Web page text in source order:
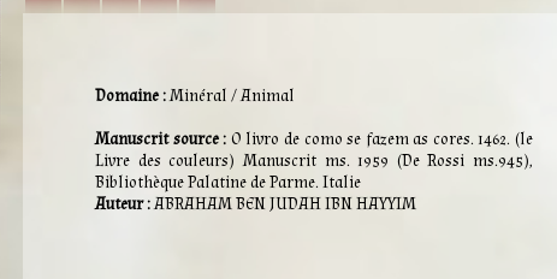
Domaine :Minéral / Animal
Manuscrit source : O livro de como se fazem as cores. 1462. (le
Livre des couleurs) Manuscrit ms. 1959 (De Rossi ms.945),
Bibliothèque Palatine de Parme. Italie
Auteur :ABRAHAM BEN JUDAH IBN HAYYIM